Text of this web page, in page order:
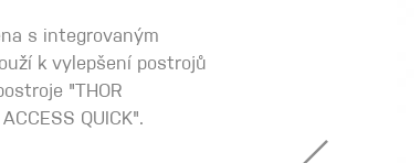
Lezecké oblečení
s integrovaným
k vylepšení postrojů
"THOR
QUICK".